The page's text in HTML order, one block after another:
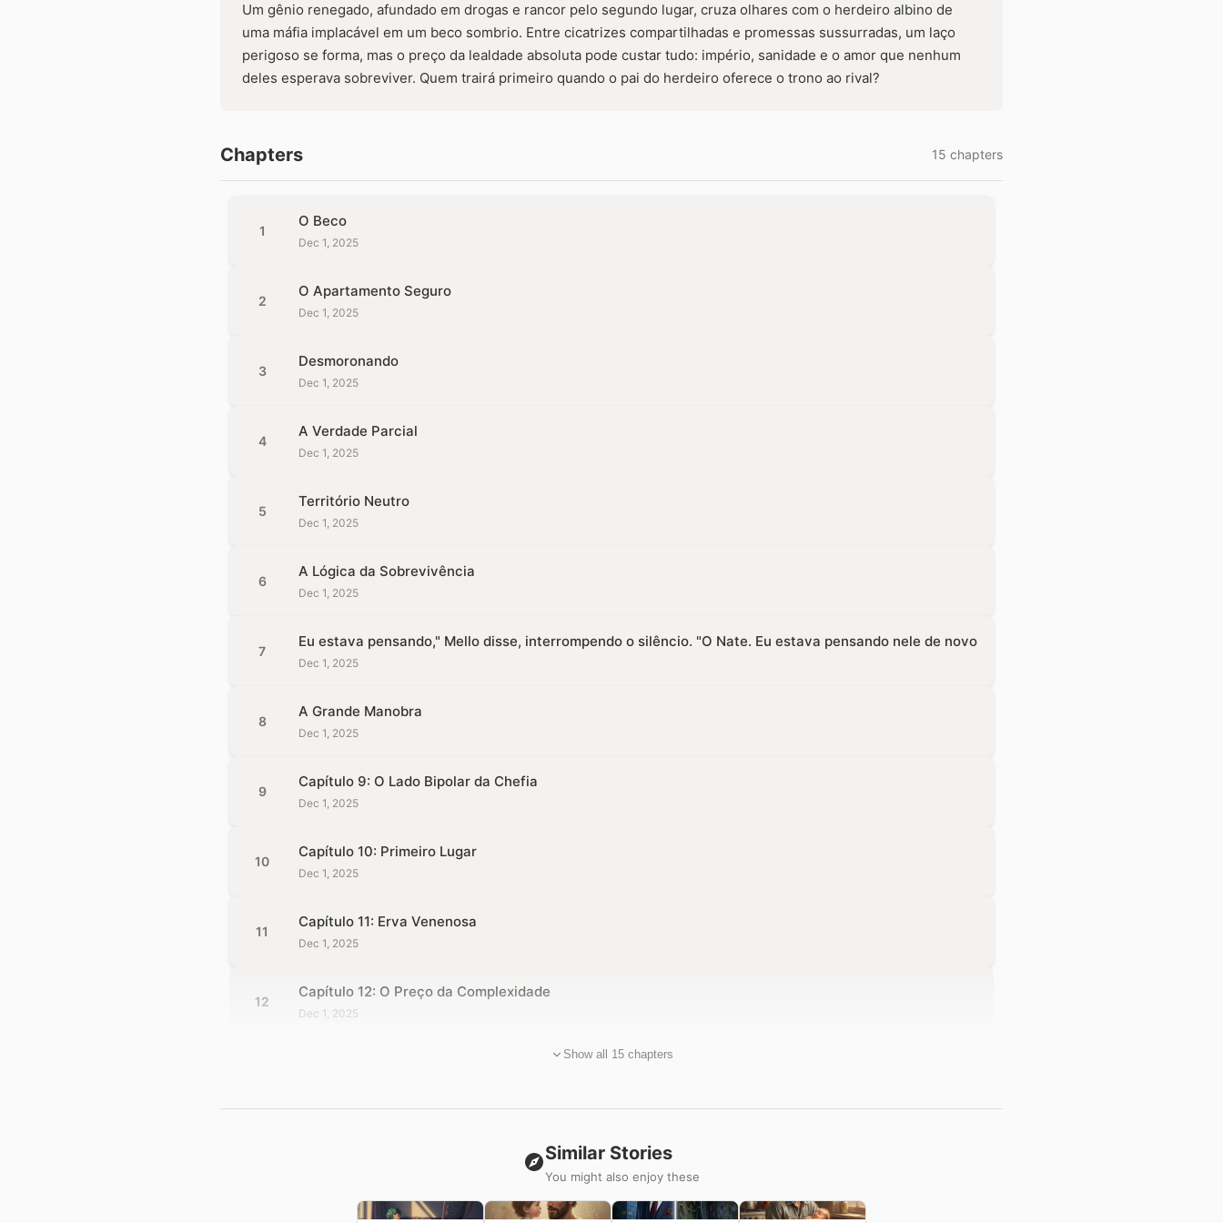
Um gênio renegado, afundado em drogas e rancor pelo segundo lugar, cruza olhares com o herdeiro albino de
uma máfia implacável em um beco sombrio. Entre cicatrizes compartilhadas e promessas sussurradas, um laço
perigoso se forma, mas o preço da lealdade absoluta pode custar tudo: império, sanidade e o amor que nenhum
deles esperava sobreviver. Quem trairá primeiro quando o pai do herdeiro oferece o trono ao rival?
Chapters 15 chapters
1
O Beco
Dec 1, 2025
2
O Apartamento Seguro
Dec 1, 2025
3
Desmoronando
Dec 1, 2025
4
A Verdade Parcial
Dec 1, 2025
5
Território Neutro
Dec 1, 2025
6
A Lógica da Sobrevivência
Dec 1, 2025
7
Eu estava pensando," Mello disse, interrompendo o silêncio. "O Nate. Eu estava pensando nele de novo
Dec 1, 2025
8
A Grande Manobra
Dec 1, 2025
9
Capítulo 9: O Lado Bipolar da Chefia
Dec 1, 2025
10
Capítulo 10: Primeiro Lugar
Dec 1, 2025
11
Capítulo 11: Erva Venenosa
Dec 1, 2025
12
Capítulo 12: O Preço da Complexidade
Dec 1, 2025
Show all 15 chapters
Similar Stories
You might also enjoy these